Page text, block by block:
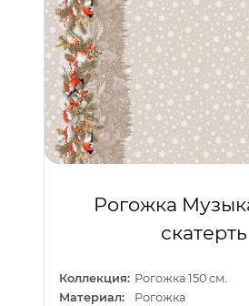
Рогожка
скатерть
Коллекция: Рогожка 150 см.
Материал:
Рогожка